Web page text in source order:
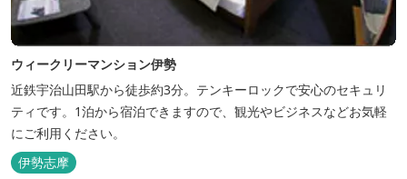
ウィークリーマンション伊勢
近鉄宇治山田駅から徒歩約3分。テンキーロックで安心のセキュリ
ティです。1泊から宿泊できますので、観光やビジネスなどお気軽
にご利用ください。
伊勢志摩